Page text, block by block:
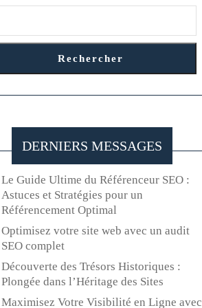
Rechercher
DERNIERS MESSAGES
Le Guide Ultime du Référenceur SEO :
Astuces et Stratégies pour un
Référencement Optimal
Optimisez votre site web avec un audit
SEO complet
Découverte des Trésors Historiques :
Plongée dans l’Héritage des Sites
Maximisez Votre Visibilité en Ligne avec